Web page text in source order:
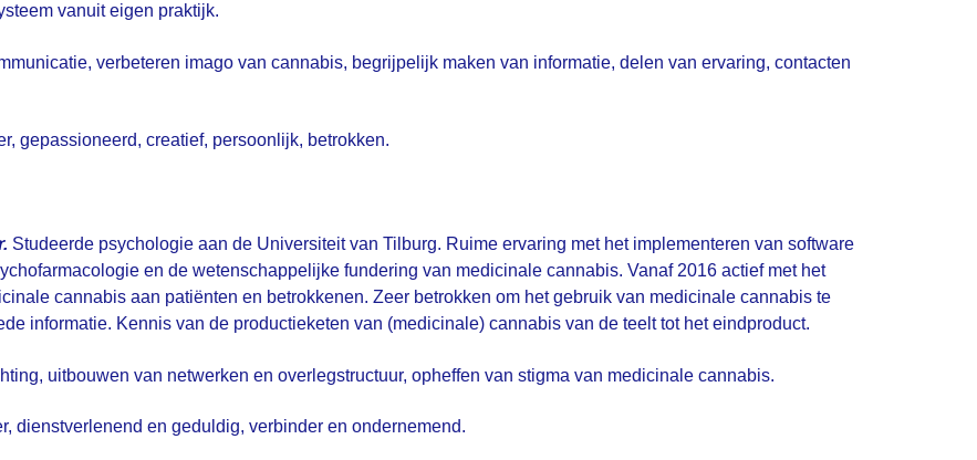
vanuit eigen praktijk.
verbeteren imago van cannabis, begrijpelijk maken van informatie, delen van ervaring, contacten
gepassioneerd, creatief, persoonlijk, betrokken.
Studeerde psychologie aan de Universiteit van Tilburg. Ruime ervaring met het implementeren van software
en de wetenschappelijke fundering van medicinale cannabis. Vanaf 2016 actief met het
cannabis aan patiënten en betrokkenen. Zeer betrokken om het gebruik van medicinale cannabis te
informatie. Kennis van de productieketen van (medicinale) cannabis van de teelt tot het eindproduct.
uitbouwen van netwerken en overlegstructuur, opheffen van stigma van medicinale cannabis.
dienstverlenend en geduldig, verbinder en ondernemend.